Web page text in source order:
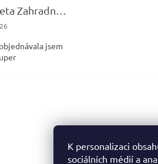
K personalizaci
sociálních médií a
obchodu je 5 z 5 hvězdiček.
jsem